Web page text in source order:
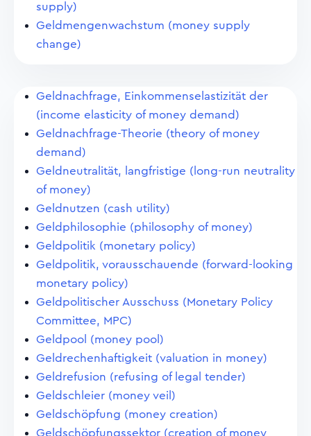
supply)
Geldmengenwachstum (money supply
change)
Geldnachfrage, Einkommenselastizität der
(income elasticity of money demand)
Geldnachfrage-Theorie (theory of money
demand)
Geldneutralität, langfristige (long-run neutrality
of money)
Geldnutzen (cash utility)
Geldphilosophie (philosophy of money)
Geldpolitik (monetary policy)
Geldpolitik, vorausschauende (forward-looking
monetary policy)
Geldpolitischer Ausschuss (Monetary Policy
Committee, MPC)
Geldpool (money pool)
Geldrechenhaftigkeit (valuation in money)
Geldrefusion (refusing of legal tender)
Geldschleier (money veil)
Geldschöpfung (money creation)
Geldschöpfungssektor (creation of money